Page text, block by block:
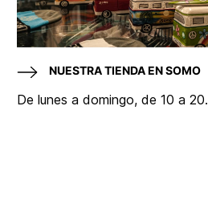
NUESTRA TIENDA EN SOMO
De lunes a domingo, de 10 a 20.